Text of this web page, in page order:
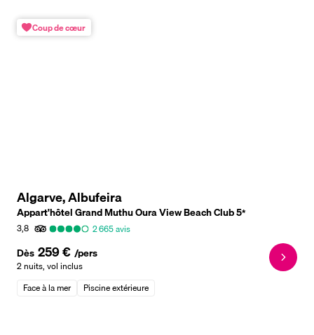
Coup de cœur
Algarve, Albufeira
Appart'hôtel Grand Muthu Oura View Beach Club5*
3,8
2 665avis
Dès 259 € /pers
2 nuits, vol inclus
Face à la mer
Piscine extérieure